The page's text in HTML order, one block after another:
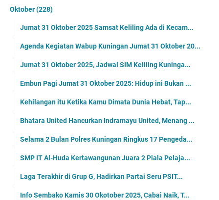
Oktober(228)
Jumat 31 Oktober 2025 Samsat Keliling Ada di Kecam...
Agenda Kegiatan Wabup Kuningan Jumat 31 Oktober 20...
Jumat 31 Oktober 2025, Jadwal SIM Keliling Kuninga...
Embun Pagi Jumat 31 Oktober 2025: Hidup ini Bukan ...
Kehilangan itu Ketika Kamu Dimata Dunia Hebat, Tap...
Bhatara United Hancurkan Indramayu United, Menang ...
Selama 2 Bulan Polres Kuningan Ringkus 17 Pengeda...
SMP IT Al-Huda Kertawangunan Juara 2 Piala Pelaja...
Laga Terakhir di Grup G, Hadirkan Partai Seru PSIT...
Info Sembako Kamis 30 Okotober 2025, Cabai Naik, T...